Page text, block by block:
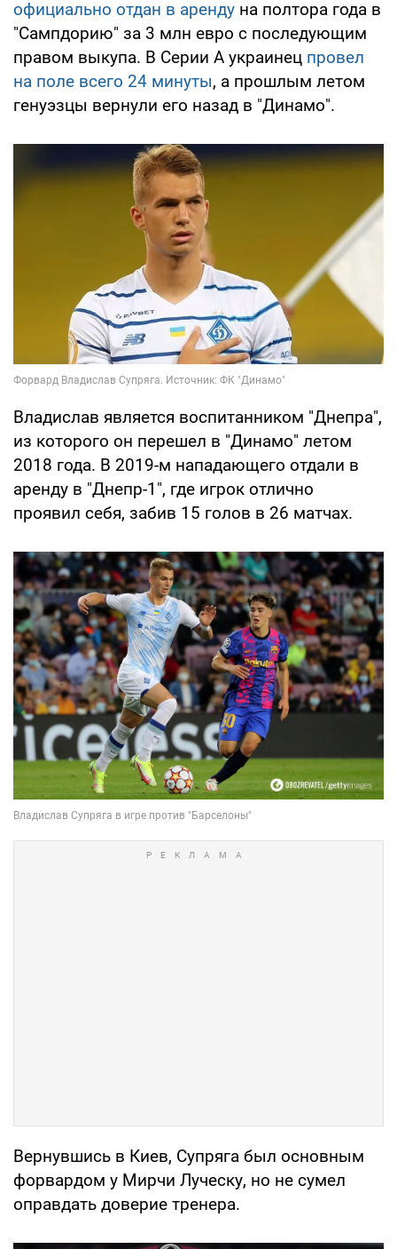
официально отдан в аренду на полтора года в
"Сампдорию" за 3 млн евро с последующим
правом выкупа. В Серии А украинец провел
на поле всего 24 минуты, а прошлым летом
генуэзцы вернули его назад в "Динамо".
Владислав является воспитанником "Днепра",
из которого он перешел в "Динамо" летом
2018 года. В 2019-м нападающего отдали в
аренду в "Днепр-1", где игрок отлично
проявил себя, забив 15 голов в 26 матчах.
Вернувшись в Киев, Супряга был основным
форвардом у Мирчи Луческу, но не сумел
оправдать доверие тренера.